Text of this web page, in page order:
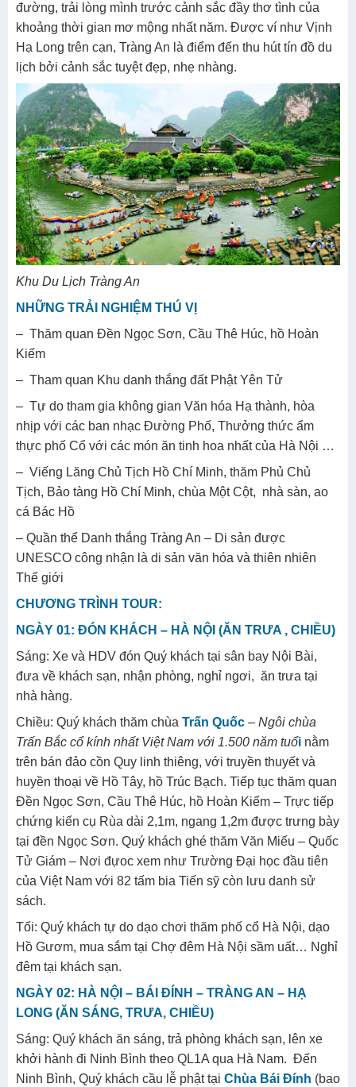
đường, trải lòng mình trước cảnh sắc đầy thơ tình của
khoảng thời gian mơ mộng nhất năm. Được ví như Vịnh
Hạ Long trên cạn, Tràng An là điểm đến thu hút tín đồ du
lịch bởi cảnh sắc tuyệt đẹp, nhẹ nhàng.
Khu Du Lịch Tràng An
NHỮNG TRẢI NGHIỆM THÚ VỊ
– Thăm quan Đền Ngọc Sơn, Cầu Thê Húc, hồ Hoàn
Kiếm
– Tham quan Khu danh thắng đất Phật Yên Tử
– Tự do tham gia không gian Văn hóa Hạ thành, hòa
nhịp với các ban nhạc Đường Phố, Thưởng thức ẩm
thực phố Cổ với các món ăn tinh hoa nhất của Hà Nội …
– Viếng Lăng Chủ Tịch Hồ Chí Minh, thăm Phủ Chủ
Tịch, Bảo tàng Hồ Chí Minh, chùa Một Cột, nhà sàn, ao
cá Bác Hồ
– Quần thể Danh thắng Tràng An – Di sản được
UNESCO công nhận là di sản văn hóa và thiên nhiên
Thế giới
CHƯƠNG TRÌNH TOUR:
NGÀY 01: ĐÓN KHÁCH – HÀ NỘI (ĂN TRƯA , CHIỀU)
Sáng: Xe và HDV đón Quý khách tại sân bay Nội Bài,
đưa về khách sạn, nhận phòng, nghỉ ngơi, ăn trưa tại
nhà hàng.
Chiều: Quý khách thăm chùa Trấn Quốc – Ngôi chùa
Trấn Bắc cổ kính nhất Việt Nam với 1.500 năm tuổi nằm
trên bán đảo cồn Quy linh thiêng, với truyền thuyết và
huyền thoại về Hồ Tây, hồ Trúc Bạch. Tiếp tục thăm quan
Đền Ngọc Sơn, Cầu Thê Húc, hồ Hoàn Kiếm – Trực tiếp
chứng kiến cụ Rùa dài 2,1m, ngang 1,2m được trưng bày
tại đền Ngọc Sơn. Quý khách ghé thăm Văn Miếu – Quốc
Tử Giám – Nơi đựoc xem như Trường Đại học đầu tiên
của Việt Nam với 82 tấm bia Tiến sỹ còn lưu danh sử
sách.
Tối: Quý khách tự do dạo chơi thăm phố cổ Hà Nội, dạo
Hồ Gươm, mua sắm tại Chợ đêm Hà Nội sầm uất… Nghỉ
đêm tại khách sạn.
NGÀY 02: HÀ NỘI – BÁI ĐÍNH – TRÀNG AN – HẠ
LONG (ĂN SÁNG, TRƯA, CHIỀU)
Sáng: Quý khách ăn sáng, trả phòng khách sạn, lên xe
khởi hành đi Ninh Bình theo QL1A qua Hà Nam. Đến
Ninh Bình, Quý khách cầu lễ phật tại Chùa Bái Đính (bao